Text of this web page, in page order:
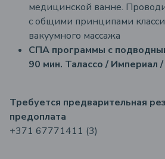
медицинской ванне.
с общими принципами
вакуумного массажа
СПА программы с
90 мин. Талассо / Империал
Требуется предварительная
предоплата
+371 67771411 (3)